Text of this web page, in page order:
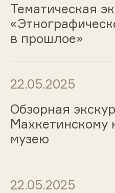
Тематическая
в прошлое»
22.05.2025
Обзорная
Махкетинскому
музею
22.05.2025